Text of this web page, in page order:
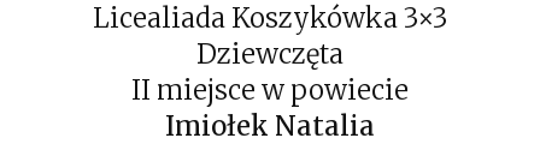
Licealiada Koszykówka 3×3
Dziewczęta
II miejsce w powiecie
Imiołek Natalia